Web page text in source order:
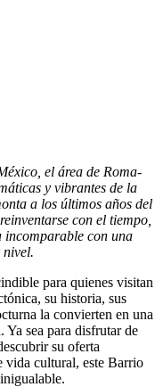
el área de Roma-
y vibrantes de la
a los últimos años del
con el tiempo,
incomparable con una
para quienes visitan
su historia, sus
la convierten en una
Ya sea para disfrutar de
su oferta
vida cultural, este Barrio